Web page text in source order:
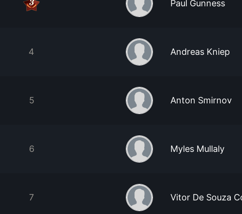
Paul Gunness
4 Andreas Kniep
5 Anton Smirnov
6 Myles Mullaly
7 Vitor De Souza